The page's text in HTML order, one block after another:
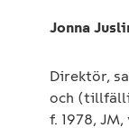
Jonna
Direktör,
och
f. 1978,